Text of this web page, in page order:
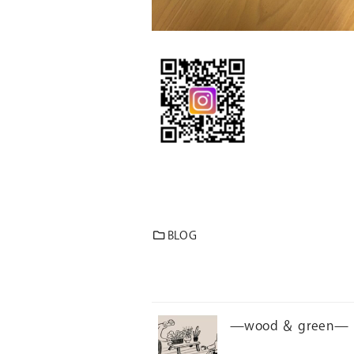
BLOG
—wood ＆ green—